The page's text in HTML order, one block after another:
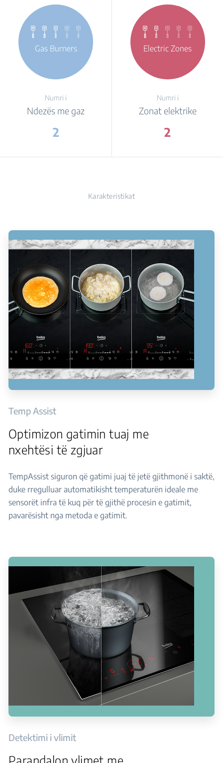
Gas Burners
Numri i
Ndezës me gaz
2
Electric Zones
Numri i
Zonat elektrike
2
Karakteristikat
Temp Assist
Optimizon gatimin tuaj me
nxehtësi të zgjuar
TempAssist siguron që gatimi juaj të jetë gjithmonë i saktë,
duke rregulluar automatikisht temperaturën ideale me
sensorët infra të kuq për të gjithë procesin e gatimit,
pavarësisht nga metoda e gatimit.
Detektimi i vlimit
Parandalon vlimet me